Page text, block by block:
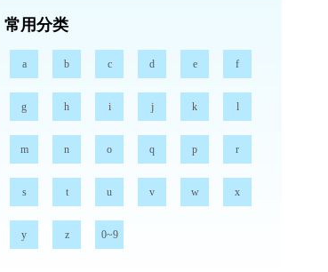
常用分类
a b c d e f
g h i j k l
m n o q p r
s t u v w x
y z 0~9